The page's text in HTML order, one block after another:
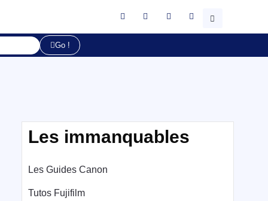
Go !
Les immanquables
Les Guides Canon
Tutos Fujifilm